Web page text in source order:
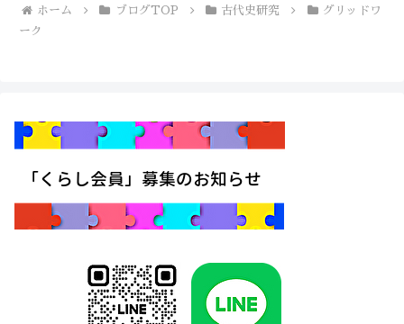
ホーム ブログTOP 古代史研究
グリッドワ
ーク